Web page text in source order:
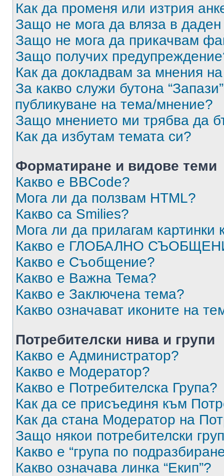
Как да променя или изтрия
Защо не мога да вляза в
Защо не мога да прикачвам
Защо получих
Как да докладвам за мнения
За какво служи бутона
публикуване на тема/мнение?
Защо мнението ми трябва да
Как да избутам темата си?
Форматиране и видове теми
Какво е BBCode?
Мога ли да ползвам HTML?
Какво са Smilies?
Мога ли да прилагам
Какво е ГЛОБАЛНО
Какво е Съобщение?
Какво е Важна Тема?
Какво е Заключена тема?
Какво означават иконите на
Потребителски нива и групи
Какво е Администратор?
Какво е Модератор?
Какво е Потребителска Група?
Как да се присъединя към
Как да стана Модератор на
Защо някои потребителски
Какво е “група по
Какво означава линка “Екип”?